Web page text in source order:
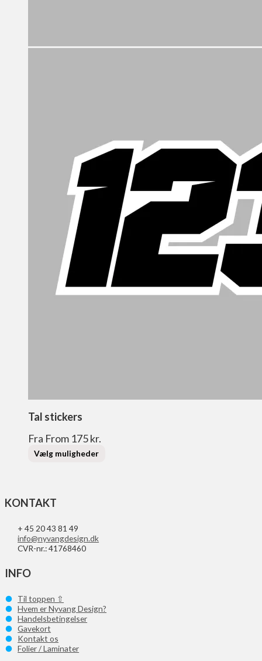
Tal stickers
Fra From 175kr.
Vælg muligheder
vare
flere
varianter.
Mulighederne
KONTAKT
+ 45 20 43 81 49
info@nyvangdesign.dk
CVR-nr.: 41768460
INFO
Til toppen ⇧
Hvem er Nyvang Design?
Handelsbetingelser
Gavekort
Kontakt os
Folier / Laminater